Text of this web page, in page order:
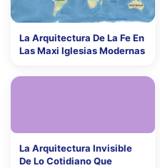
La Arquitectura De La Fe En
Las Maxi Iglesias Modernas
La Arquitectura Invisible
De Lo Cotidiano Que